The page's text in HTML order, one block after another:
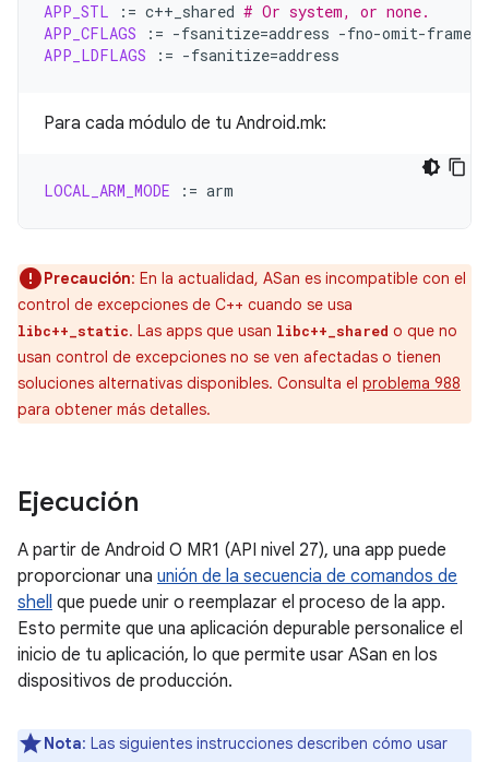
APP_STL := c++_shared # Or system, or none.
APP_CFLAGS
:= -fsanitize=address
APP_LDFLAGS
:= -fsanitize=
Para cada módulo de tu Android.mk:
LOCAL_ARM_MODE :=
Precaución: En la actualidad, ASan es incompatible con el
control de excepciones de C++ cuando se usa
libc++_static. Las apps que usan libc++_shared o que no
usan control de excepciones no se ven afectadas o tienen
soluciones alternativas disponibles. Consulta el problema 988
para obtener más detalles.
Ejecución
A partir de Android O MR1 (API nivel 27), una app puede
proporcionar una unión de la secuencia de comandos de
shell que puede unir o reemplazar el proceso de la app.
Esto permite que una aplicación depurable personalice el
inicio de tu aplicación, lo que permite usar ASan en los
dispositivos de producción.
Nota: Las siguientes instrucciones describen cómo usar